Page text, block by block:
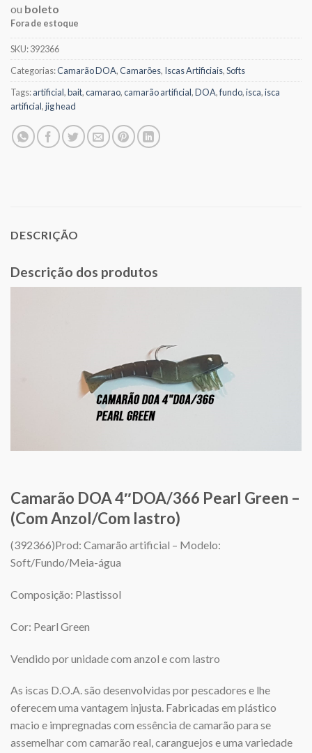
ou boleto
Fora de estoque
SKU:392366
Categorias:Camarão DOA,Camarões, Iscas Artificiais,Softs
Tags:artificial,bait,camarao,camarão artificial,DOA,fundo,isca,isca
artificial,jig head
DESCRIÇÃO
Descrição dos produtos
Camarão DOA 4″DOA/366 Pearl Green –
(Com Anzol/Com lastro)
(392366)Prod: Camarão artificial – Modelo:
Soft/Fundo/Meia-água
Composição: Plastissol
Cor: Pearl Green
Vendido por unidade com anzol e com lastro
As iscas D.O.A. são desenvolvidas por pescadores e lhe
oferecem uma vantagem injusta. Fabricadas em plástico
macio e impregnadas com essência de camarão para se
assemelhar com camarão real, caranguejos e uma variedade